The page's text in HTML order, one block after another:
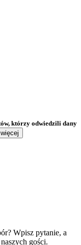
którzy odwiedzili dany
więcej
Wpisz pytanie, a
gości.